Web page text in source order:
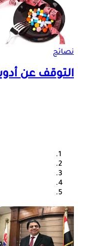
نصائح
التوقف عن